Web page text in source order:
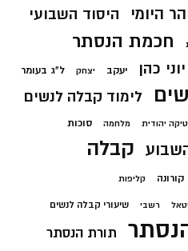
היומי היסוד השבועי
חכמת הנסתר
יוני כהן יעקב יצחק ל"ג בעומר
לימוד קבלה לנשים
יהודית מלחמה סוכות
קבלה
קורונה קליפות
רשבי שיעורי קבלה לנשים
תורת הנסתר